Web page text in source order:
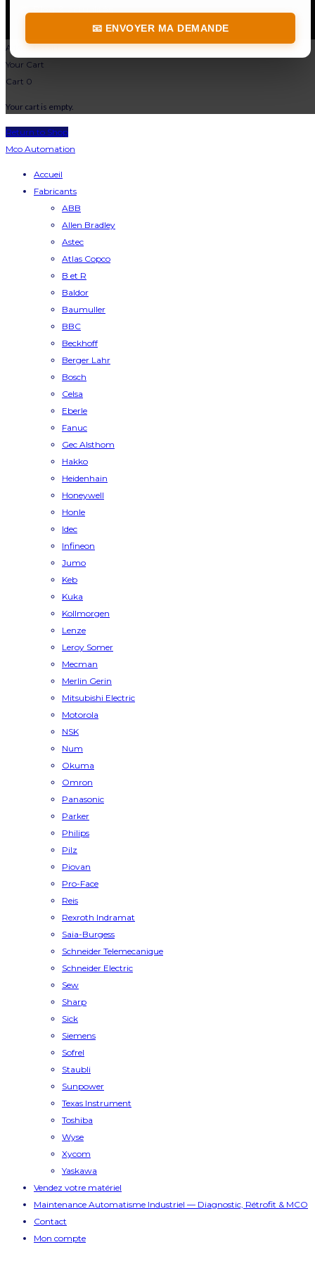
📧 ENVOYER MA DEMANDE
Added to cart
Your Cart
Cart 0
Your cart is empty.
Return to Shop
Mco Automation
Accueil
Fabricants
ABB
Allen Bradley
Astec
Atlas Copco
B et R
Baldor
Baumuller
BBC
Beckhoff
Berger Lahr
Bosch
Celsa
Eberle
Fanuc
Gec Alsthom
Hakko
Heidenhain
Honeywell
Honle
Idec
Infineon
Jumo
Keb
Kuka
Kollmorgen
Lenze
Leroy Somer
Mecman
Merlin Gerin
Mitsubishi Electric
Motorola
NSK
Num
Okuma
Omron
Panasonic
Parker
Philips
Pilz
Piovan
Pro-Face
Reis
Rexroth Indramat
Saia-Burgess
Schneider Telemecanique
Schneider Electric
Sew
Sharp
Sick
Siemens
Sofrel
Staubli
Sunpower
Texas Instrument
Toshiba
Wyse
Xycom
Yaskawa
Vendez votre matériel
Maintenance Automatisme Industriel — Diagnostic, Rétrofit & MCO
Contact
Mon compte